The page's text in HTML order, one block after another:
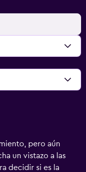
pero aún
un vistazo a las
decidir si es la